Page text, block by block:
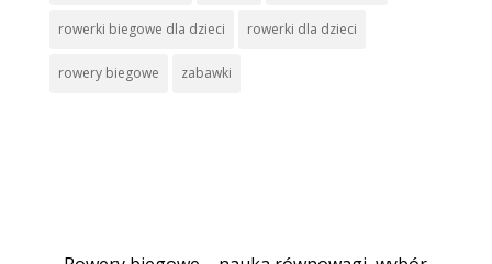
rowerki biegowe dla dzieci rowerki dla dzieci
rowery biegowe zabawki